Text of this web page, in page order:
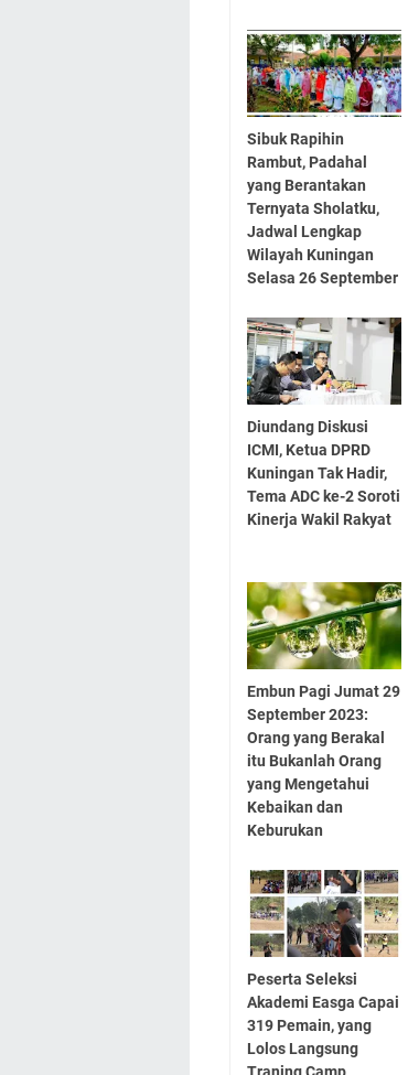
Sibuk Rapihin
Rambut, Padahal
yang Berantakan
Ternyata Sholatku,
Jadwal Lengkap
Wilayah Kuningan
Selasa 26 September
Diundang Diskusi
ICMI, Ketua DPRD
Kuningan Tak Hadir,
Tema ADC ke-2 Soroti
Kinerja Wakil Rakyat
Embun Pagi Jumat 29
September 2023:
Orang yang Berakal
itu Bukanlah Orang
yang Mengetahui
Kebaikan dan
Keburukan
Peserta Seleksi
Akademi Easga Capai
319 Pemain, yang
Lolos Langsung